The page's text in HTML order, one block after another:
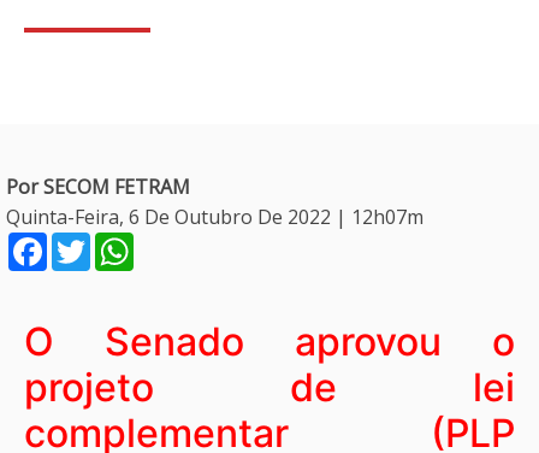
Por SECOM FETRAM
Quinta-Feira, 6 De Outubro De 2022 | 12h07m
Facebook
Twitter
O Senado aprovou o
projeto de lei
complementar (PLP